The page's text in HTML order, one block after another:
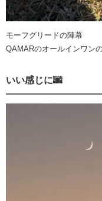
モーフグリードの陣幕
QAMARのオールインワン
いい感じに🌆